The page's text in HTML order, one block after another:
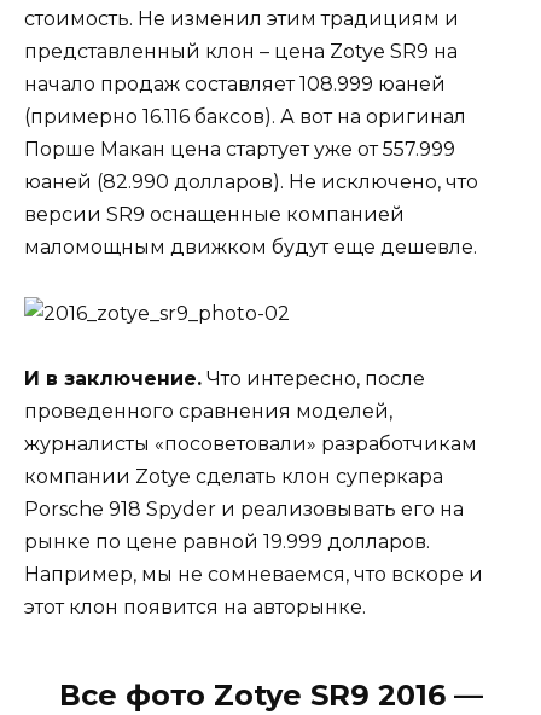
стоимость. Не изменил этим традициям и
представленный клон – цена Zotye SR9 на
начало продаж составляет 108.999 юаней
(примерно 16.116 баксов). А вот на оригинал
Порше Макан цена стартует уже от 557.999
юаней (82.990 долларов). Не исключено, что
версии SR9 оснащенные компанией
маломощным движком будут еще дешевле.
И в заключение. Что интересно, после
проведенного сравнения моделей,
журналисты «посоветовали» разработчикам
компании Zotye сделать клон суперкара
Porsche 918 Spyder и реализовывать его на
рынке по цене равной 19.999 долларов.
Например, мы не сомневаемся, что вскоре и
этот клон появится на авторынке.
Все фото Zotye SR9 2016 —